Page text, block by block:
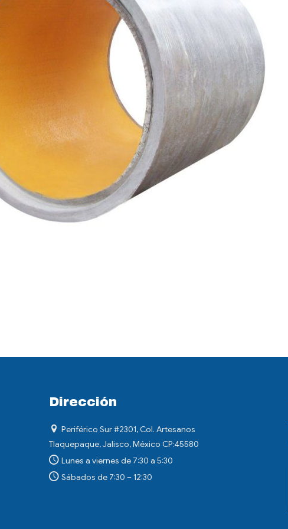
Dirección
Periférico Sur #2301, Col. Artesanos
Tlaquepaque, Jalisco, México CP:45580
Lunes a viernes de 7:30 a 5:30
Sábados de 7:30 – 12:30